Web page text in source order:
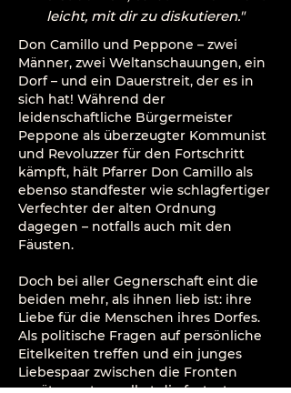
leicht, mit dir zu diskutieren."
Don Camillo und Peppone – zwei
Männer, zwei Weltanschauungen, ein
Dorf – und ein Dauerstreit, der es in
sich hat! Während der
leidenschaftliche Bürgermeister
Peppone als überzeugter Kommunist
und Revoluzzer für den Fortschritt
kämpft, hält Pfarrer Don Camillo als
ebenso standfester wie schlagfertiger
Verfechter der alten Ordnung
dagegen – notfalls auch mit den
Fäusten.
Doch bei aller Gegnerschaft eint die
beiden mehr, als ihnen lieb ist: ihre
Liebe für die Menschen ihres Dorfes.
Als politische Fragen auf persönliche
Eitelkeiten treffen und ein junges
Liebespaar zwischen die Fronten